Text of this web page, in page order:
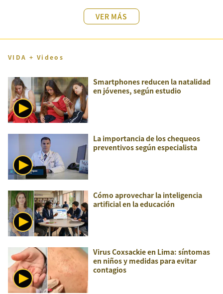
VER MÁS
VIDA + Videos
Smartphones reducen la natalidad
en jóvenes, según estudio
La importancia de los chequeos
preventivos según especialista
Cómo aprovechar la inteligencia
artificial en la educación
Virus Coxsackie en Lima: síntomas
en niños y medidas para evitar
contagios